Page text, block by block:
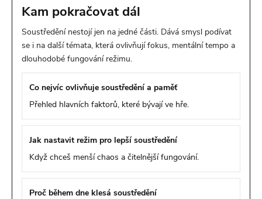
Kam pokračovat dál
Soustředění nestojí jen na jedné části. Dává smysl podívat
se i na další témata, která ovlivňují fokus, mentální tempo a
dlouhodobé fungování režimu.
Co nejvíc ovlivňuje soustředění a paměť
Přehled hlavních faktorů, které bývají ve hře.
Jak nastavit režim pro lepší soustředění
Když chceš menší chaos a čitelnější fungování.
Proč během dne klesá soustředění